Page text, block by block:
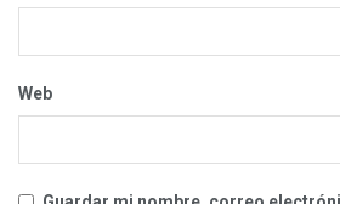
Web